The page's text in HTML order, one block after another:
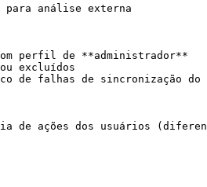
análise externa
perfil de **administrador**
excluídos
de falhas de sincronização
de ações dos usuários